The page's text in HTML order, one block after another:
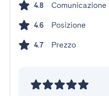
4.8 Comunicazione
4.6 Posizione
4.7 Prezzo